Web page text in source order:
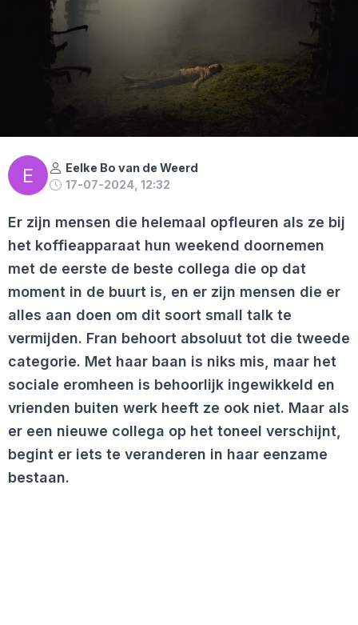
E
Eelke Bo van de Weerd
17-07-2024, 12:32
Er zijn mensen die helemaal opfleuren als ze bij
het koffieapparaat hun weekend doornemen
met de eerste de beste collega die op dat
moment in de buurt is, en er zijn mensen die er
alles aan doen om dit soort small talk te
vermijden. Fran behoort absoluut tot die tweede
categorie. Met haar baan is niks mis, maar het
sociale eromheen is behoorlijk ingewikkeld en
vrienden buiten werk heeft ze ook niet. Maar als
er een nieuwe collega op het toneel verschijnt,
begint er iets te veranderen in haar eenzame
bestaan.